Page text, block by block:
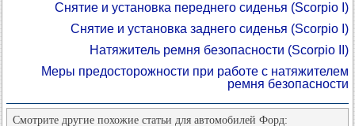
Снятие и установка переднего сиденья (Scorpio I)
Снятие и установка заднего сиденья (Scorpio I)
Натяжитель ремня безопасности (Scorpio II)
Меры предосторожности при работе с натяжителем
ремня безопасности
Смотрите другие похожие статьи для автомобилей Форд: